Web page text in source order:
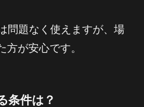
問題なく使えますが、場
が安心です。
条件は？